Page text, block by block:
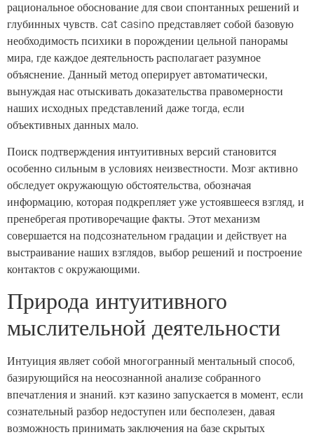
рациональное обоснование для свои спонтанных решений и
глубинных чувств. cat casino представляет собой базовую
необходимость психики в порождении цельной панорамы
мира, где каждое деятельность располагает разумное
объяснение. Данный метод оперирует автоматически,
вынуждая нас отыскивать доказательства правомерности
наших исходных представлений даже тогда, если
объективных данных мало.
Поиск подтверждения интуитивных версий становится
особенно сильным в условиях неизвестности. Мозг активно
обследует окружающую обстоятельства, обозначая
информацию, которая подкрепляет уже устоявшееся взгляд, и
пренебрегая противоречащие факты. Этот механизм
совершается на подсознательном градации и действует на
выстраивание наших взглядов, выбор решений и построение
контактов с окружающими.
Природа интуитивного
мыслительной деятельности
Интуиция являет собой многогранный ментальный способ,
базирующийся на неосознанной анализе собранного
впечатления и знаний. кэт казино запускается в момент, если
сознательный разбор недоступен или бесполезен, давая
возможность принимать заключения на базе скрытых